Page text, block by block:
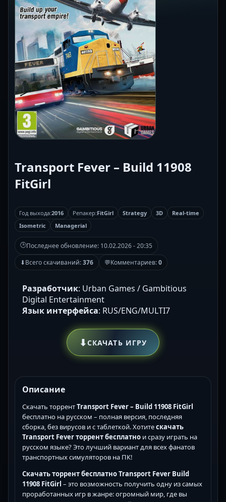
Transport Fever – Build 11908
FitGirl
Год выхода:2016 Репакер:FitGirl Strategy 3D
Real-time
Isometric
Managerial
🕒Последнее обновление: 10.02.2026 - 20:35
⬇Всего скачиваний:376 💬Комментариев:0
Разработчик: Urban Games / Gambitious
Digital Entertainment
Язык интерфейса: RUS/ENG/MULTI7
⬇СКАЧАТЬ ИГРУ
Описание
Скачать торрентTransport Fever – Build 11908 FitGirl
бесплатно на русском – полная версия, последняя
сборка, без вирусов и с таблеткой. Хотитескачать
Transport Fever торрент бесплатно и сразу играть на
русском языке? Это лучший вариант для всех фанатов
транспортных симуляторов на ПК!
Скачать торрент бесплатно Transport Fever Build
11908 FitGirl – это возможность получить одну из самых
проработанных игр в жанре: огромный мир, где вы